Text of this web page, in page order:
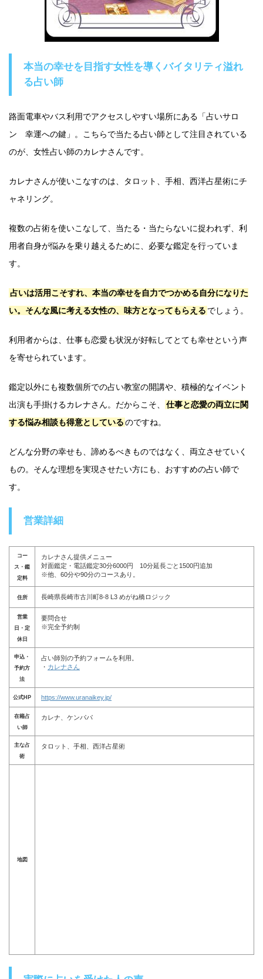
本当の幸せを目指す女性を導くバイタリティ溢れ
る占い師
路面電車やバス利用でアクセスしやすい場所にある「占いサロ
ン 幸運への鍵」。こちらで当たる占い師として注目されている
のが、女性占い師のカレナさんです。
カレナさんが使いこなすのは、タロット、手相、西洋占星術にチ
ャネリング。
複数の占術を使いこなして、当たる・当たらないに捉われず、利
用者自身が悩みを乗り越えるために、必要な鑑定を行っていま
す。
占いは活用こそすれ、本当の幸せを自力でつかめる自分になりた
い。そんな風に考える女性の、味方となってもらえる でしょう。
利用者からは、仕事も恋愛も状況が好転してとても幸せという声
を寄せられています。
鑑定以外にも複数個所での占い教室の開講や、積極的なイベント
出演も手掛けるカレナさん。だからこそ、
仕事と恋愛の両立に関
する悩み相談も得意としているのですね。
どんな分野の幸せも、諦めるべきものではなく、両立させていく
もの。そんな理想を実現させたい方にも、おすすめの占い師で
す。
営業詳細
コー
ス・鑑
定料
カレナさん提供メニュー
対面鑑定・電話鑑定30分6000円 10分延長ごと1500円追加
※他、60分や90分のコースあり。
住所 長崎県長崎市古川町8-8 L3 めがね橋ロジック
営業
日・定
休日
要問合せ
※完全予約制
申込・
予約方
法
占い師別の予約フォームを利用。
・ カレナさん
公式HP https://www.uranaikey.jp/
在籍占
い師
カレナ、ケンパパ
主な占
術
タロット、手相、西洋占星術
地図